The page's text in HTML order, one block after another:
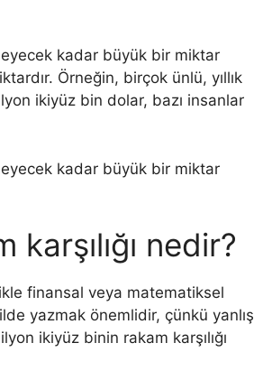
kadar büyük bir miktar
Örneğin, birçok ünlü, yıllık
ikiyüz bin dolar, bazı insanlar
kadar büyük bir miktar
nedir?
finansal veya matematiksel
yazmak önemlidir, çünkü yanlış
ikiyüz binin rakam karşılığı